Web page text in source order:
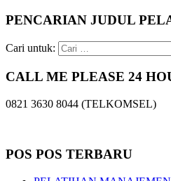
PENCARIAN JUDUL
Cari untuk:
CALL ME PLEASE 24
0821 3630 8044 (TELKOMSEL)
POS POS TERBARU